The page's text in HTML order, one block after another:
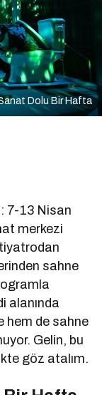
Dolu Bir Hafta
7-13 Nisan
merkezi
sahne
alanında
hem de sahne
Gelin, bu
göz atalım.